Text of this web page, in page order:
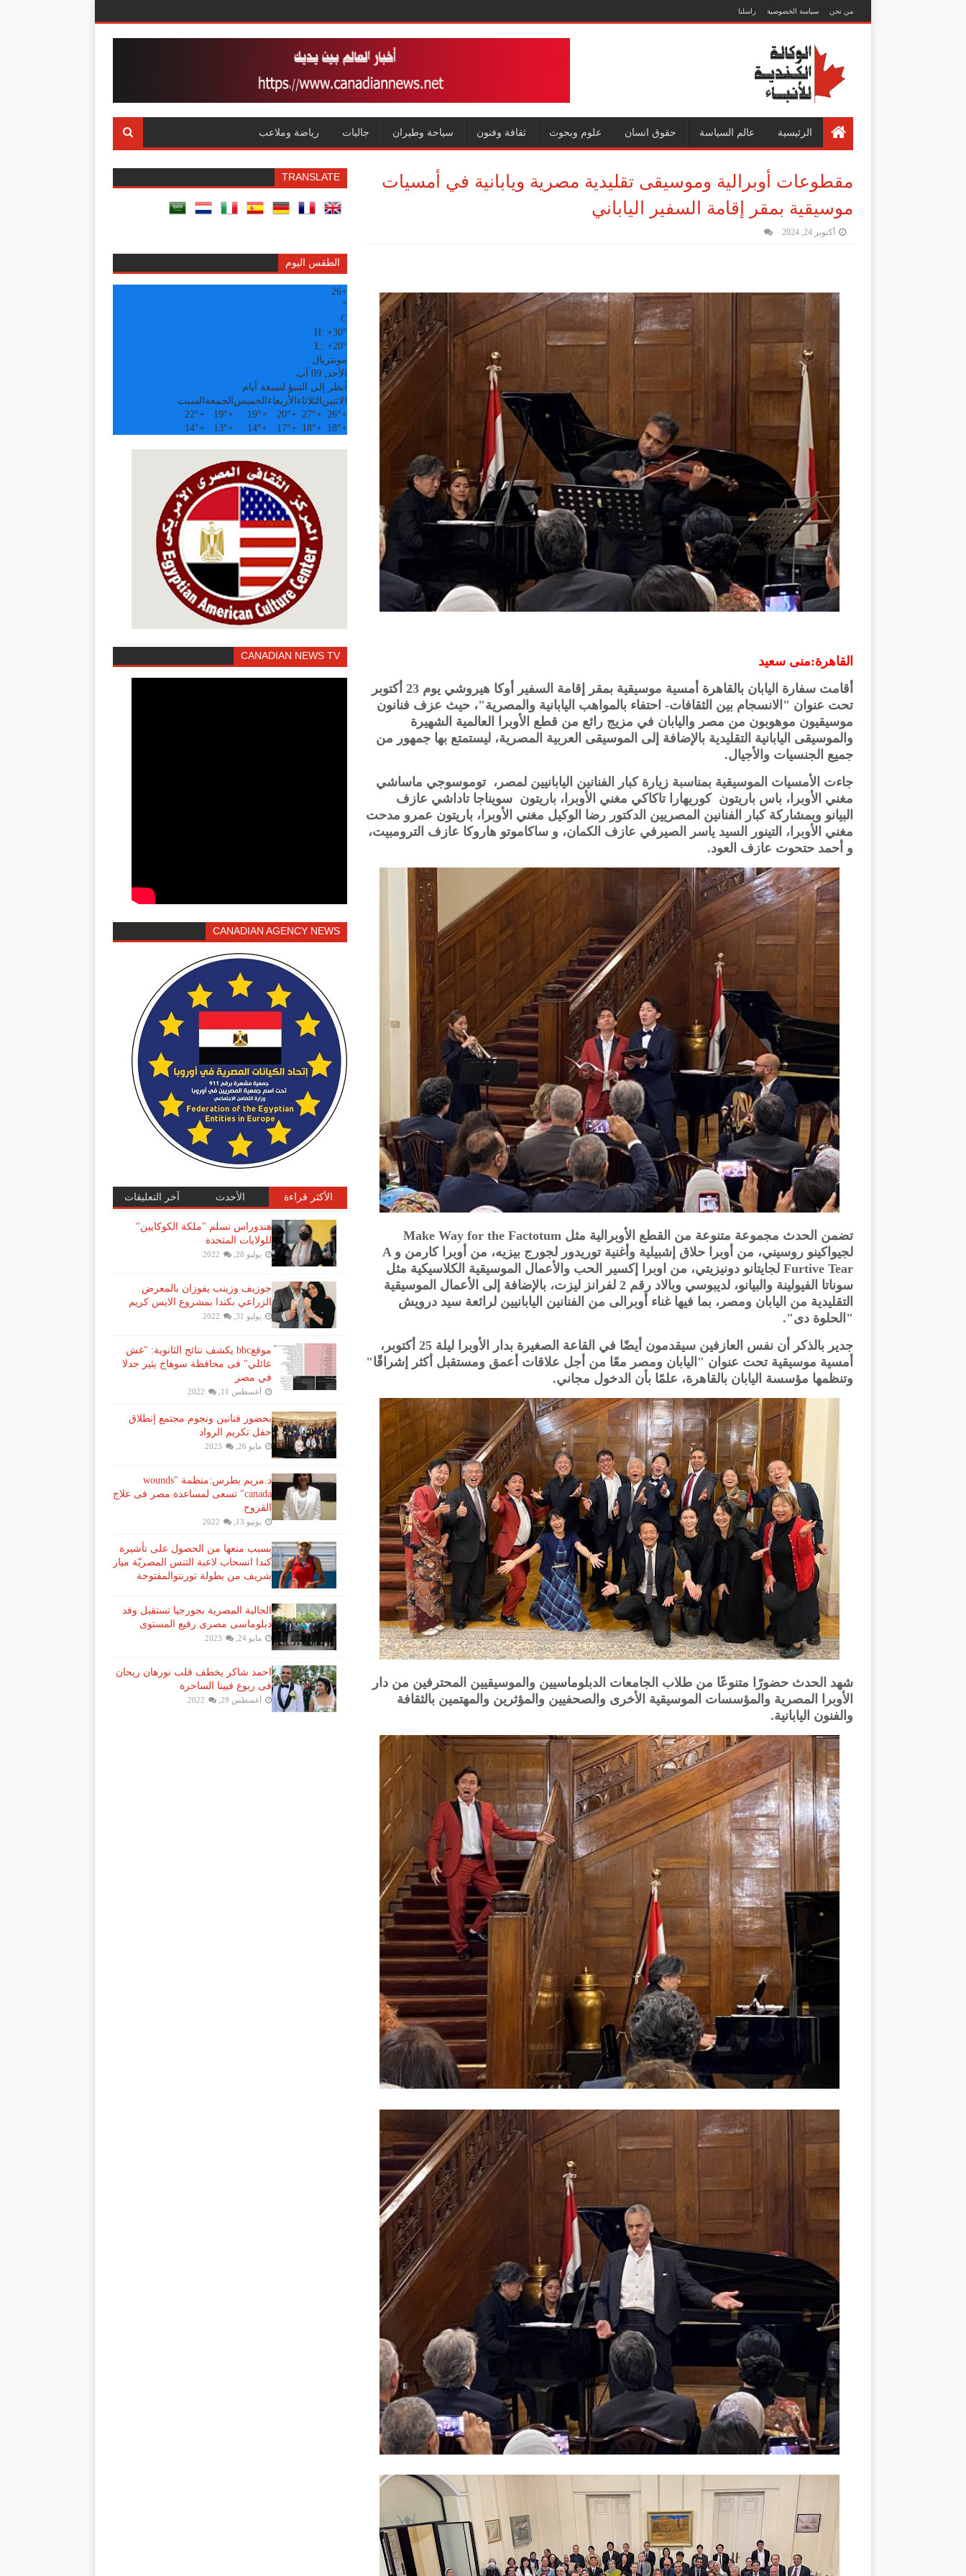
من نحن سياسة الخصوصية راسلنا
الرئيسية عالم السياسة حقوق انسان علوم وبحوث ثقافة وفنون سياحة وطيران جاليات رياضة وملاعب
مقطوعات أوبرالية وموسيقى تقليدية مصرية ويابانية في أمسيات
موسيقية بمقر إقامة السفير الياباني
أكتوبر 24, 2024
القاهرة:منى سعيد
أقامت سفارة اليابان بالقاهرة أمسية موسيقية بمقر إقامة السفير أوكا هيروشي يوم 23 أكتوبر
تحت عنوان "الانسجام بين الثقافات- احتفاء بالمواهب اليابانية والمصرية"، حيث عزف فنانون
موسيقيون موهوبون من مصر واليابان في مزيج رائع من قطع الأوبرا العالمية الشهيرة
والموسيقى اليابانية التقليدية بالإضافة إلى الموسيقى العربية المصرية، ليستمتع بها جمهور من
جميع الجنسيات والأجيال.
جاءت الأمسيات الموسيقية بمناسبة زيارة كبار الفنانين اليابانيين لمصر، توموسوجي ماساشي
مغني الأوبرا، باس باريتون كوريهارا تاكاكي مغني الأوبرا، باريتون سويناجا تاداشي عازف
البيانو وبمشاركة كبار الفنانين المصريين الدكتور رضا الوكيل مغني الأوبرا، باريتون عمرو مدحت
مغني الأوبرا، التينور السيد ياسر الصيرفي عازف الكمان، و ساكاموتو هاروكا عازف الترومبيت،
و أحمد حتحوت عازف العود.
تضمن الحدث مجموعة متنوعة من القطع الأوبرالية مثل Make Way for the Factotum
لجيواكينو روسيني، من أوبرا حلاق إشبيلية وأغنية توريدور لجورج بيزيه، من أوبرا كارمن و A
Furtive Tear لجايتانو دونيزيتي، من اوبرا إكسير الحب والأعمال الموسيقية الكلاسيكية مثل
سوناتا الفيولينة والبيانو، لديبوسي وبالاد رقم 2 لفرانز ليزت، بالإضافة إلى الأعمال الموسيقية
التقليدية من اليابان ومصر، بما فيها غناء أوبرالى من الفنانين اليابانيين لرائعة سيد درويش
"الحلوة دى".
جدير بالذكر أن نفس العازفين سيقدمون أيضًا في القاعة الصغيرة بدار الأوبرا ليلة 25 أكتوبر،
أمسية موسيقية تحت عنوان "اليابان ومصر معًا من أجل علاقات أعمق ومستقبل أكثر إشراقًا"
وتنظمها مؤسسة اليابان بالقاهرة، علمًا بأن الدخول مجاني.
شهد الحدث حضورًا متنوعًا من طلاب الجامعات الدبلوماسيين والموسيقيين المحترفين من دار
الأوبرا المصرية والمؤسسات الموسيقية الأخرى والصحفيين والمؤثرين والمهتمين بالثقافة
والفنون اليابانية.
TRANSLATE
الطقس اليوم
+
26
°
C
H: +30°
L: +20°
مونتريال
الأحد, 09 آب
أنظر إلى التنبؤ لسبعة أيام
الاثنين الثلاثاء الأربعاء الخميس الجمعة السبت
+
26°
+
27°
+
20°
+
19°
+
19°
+
22°
+
18°
+
18°
+
17°
+
14°
+
13°
+
14°
CANADIAN NEWS TV
CANADIAN AGENCY NEWS
الأكثر قراءة الأحدث آخر التعليقات
هندوراس تسلم "ملكة الكوكايين"
للولايات المتحدة
يوليو 28, 2022
جوزيف وزينب يفوزان بالمعرض
الزراعي بكندا بمشروع الايس كريم
يوليو 31, 2022
موقعbbc يكشف نتائج الثانوية: "غش
عائلي" فى محافظة سوهاج يثير جدلا
في مصر
أغسطس 11, 2022
بحضور فنانين ونجوم مجتمع إنطلاق
حفل تكريم الرواد
مايو 26, 2023
د.مريم بطرس:منظمة "wounds
canada" تسعى لمساعدة مصر فى علاج
القروح
يونيو 13, 2022
بسبب منعها من الحصول على تأشيرة
كندا انسحاب لاعبة ​التنس​ المصريّة ​ميار
شريف​ من بطولة ​تورنتو​المفتوحة
الجالية المصرية بجورجيا تستقبل وفد
دبلوماسى مصرى رفيع المستوى
مايو 24, 2023
احمد شاكر يخطف قلب نورهان ريحان
فى ربوع فيينا الساحرة
أغسطس 29, 2022